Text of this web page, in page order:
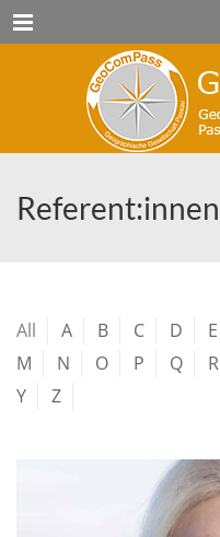
Menu
Referent:innen
All A B C D E
M
N O P Q R
Y
Z